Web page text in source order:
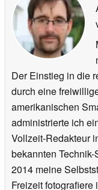
Der Einstieg in die
durch eine
amerikanischen
administrierte ich
Vollzeit-Redakteur
bekannten
2014 meine
Freizeit